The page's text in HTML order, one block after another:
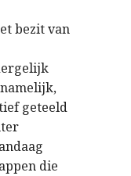
bezit van
geteeld
die